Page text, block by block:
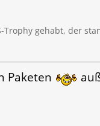
gehabt, der
Paketen